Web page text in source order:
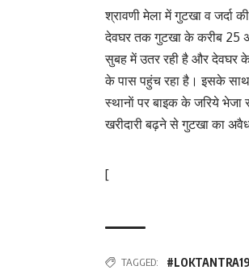
श्रावणी मेला में गुटखा व
देवघर तक गुटखा के करीब 25
सुबह में उतर रही है और देवघर
के पास पहुंच रहा है। इसके
स्थानाें पर बाइक के जरिये भेजा
खरीदारी बढ़ने से गुटखा का
[
TAGGED: